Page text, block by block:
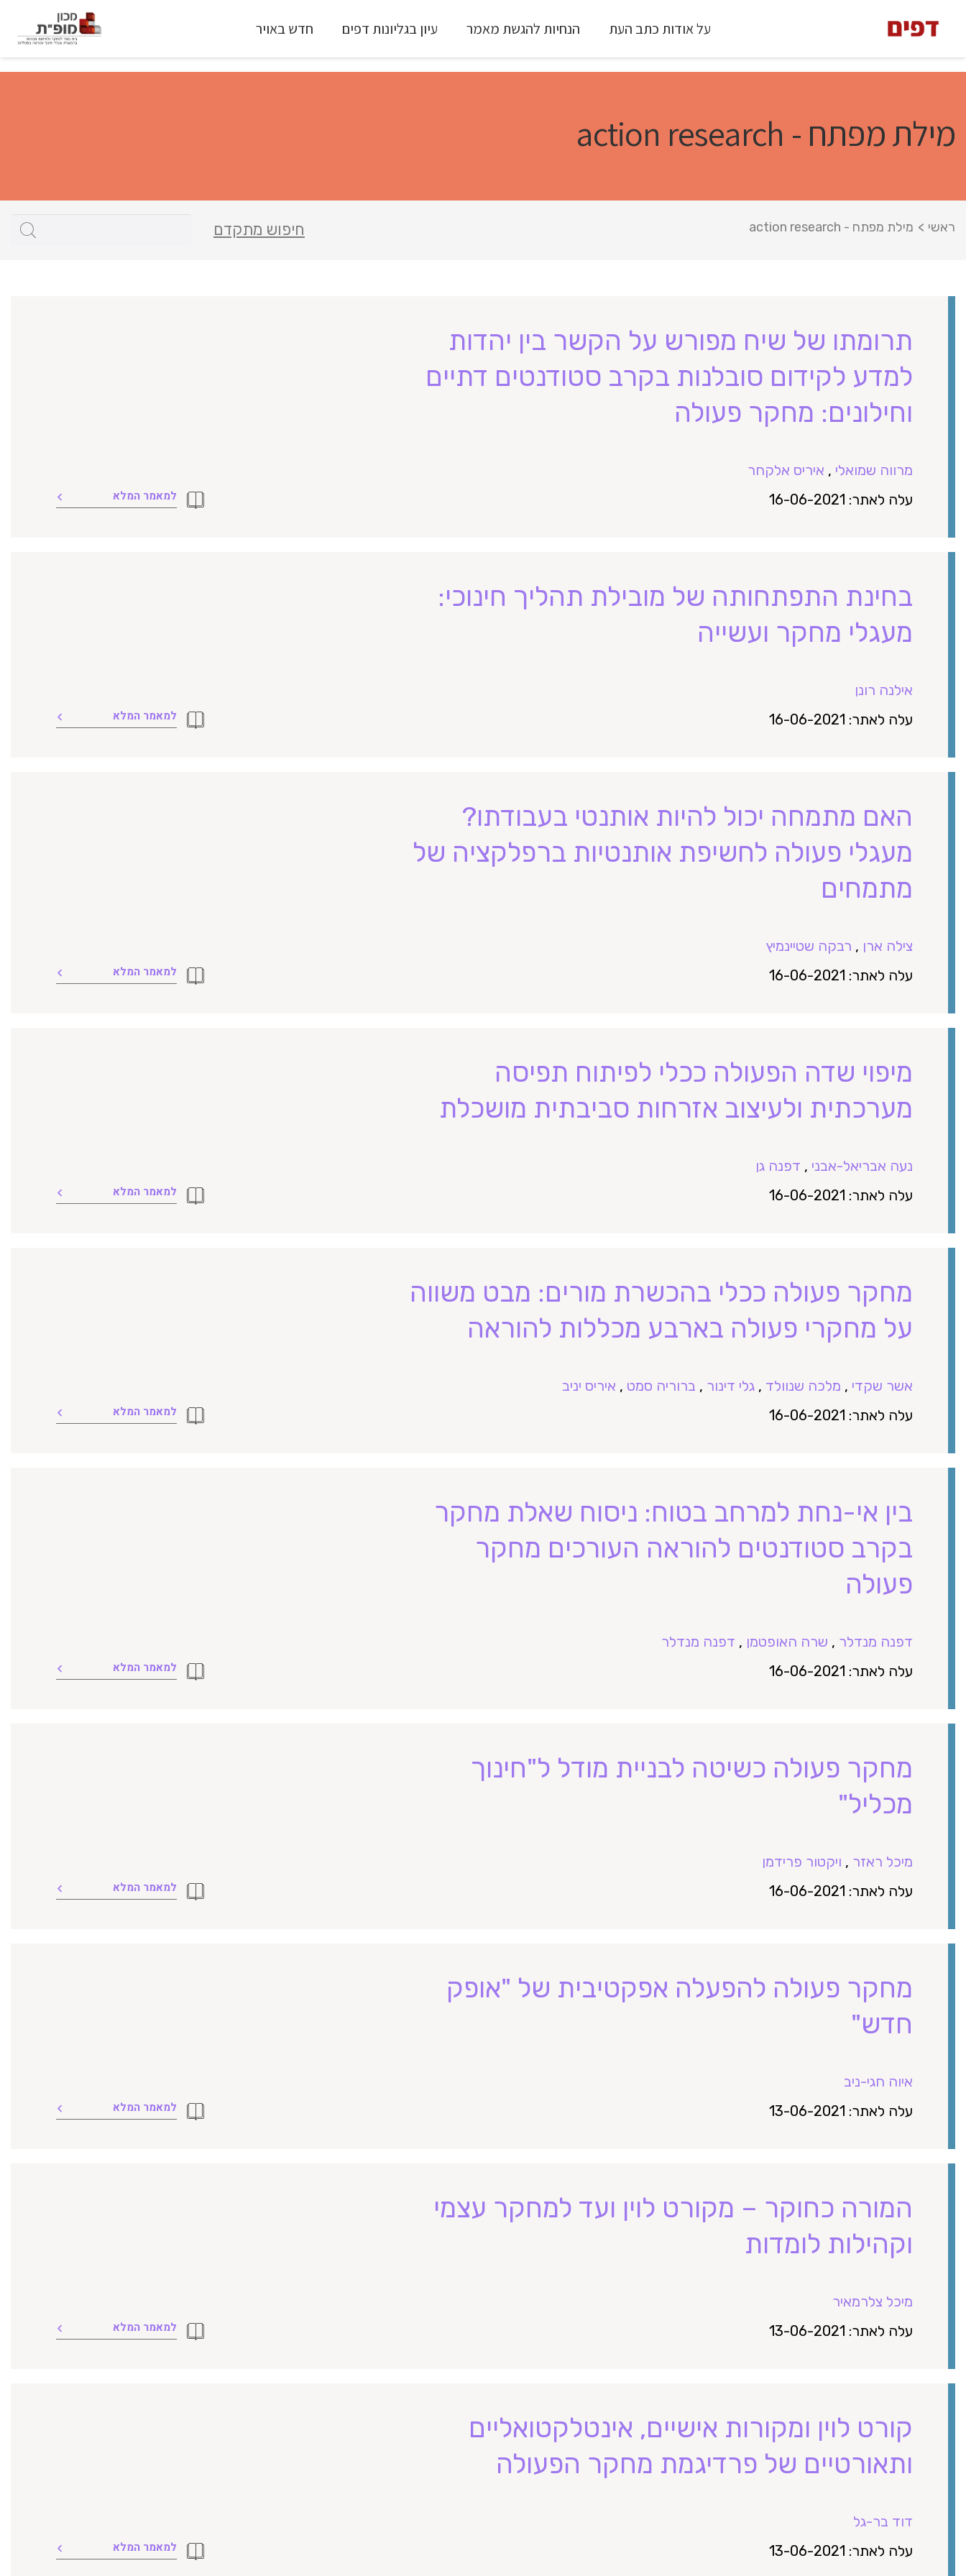
על אודות כתב העת הנחיות להגשת מאמר עיון בגליונות דפים חדש באויר
מילת מפתח - action research
ראשי > מילת מפתח - action research חיפוש מתקדם
תרומתו של שיח מפורש על הקשר בין יהדות
למדע לקידום סובלנות בקרב סטודנטים דתיים
וחילונים: מחקר פעולה
מרווה שמואלי , איריס אלקחר
עלה לאתר: 16-06-2021
למאמר המלא
בחינת התפתחותה של מובילת תהליך חינוכי:
מעגלי מחקר ועשייה
אילנה רונן
עלה לאתר: 16-06-2021
למאמר המלא
האם מתמחה יכול להיות אותנטי בעבודתו?
מעגלי פעולה לחשיפת אותנטיות ברפלקציה של
מתמחים
צילה ארן , רבקה שטיינמיץ
עלה לאתר: 16-06-2021
למאמר המלא
מיפוי שדה הפעולה ככלי לפיתוח תפיסה
מערכתית ולעיצוב אזרחות סביבתית מושכלת
נעה אבריאל-אבני , דפנה גן
עלה לאתר: 16-06-2021
למאמר המלא
מחקר פעולה ככלי בהכשרת מורים: מבט משווה
על מחקרי פעולה בארבע מכללות להוראה
אשר שקדי , מלכה שנוולד , גלי דינור , ברוריה סמט , איריס יניב
עלה לאתר: 16-06-2021
למאמר המלא
בין אי-נחת למרחב בטוח: ניסוח שאלת מחקר
בקרב סטודנטים להוראה העורכים מחקר
פעולה
דפנה מנדלר , שרה האופטמן , דפנה מנדלר
עלה לאתר: 16-06-2021
למאמר המלא
מחקר פעולה כשיטה לבניית מודל ל"חינוך
מכליל"
מיכל ראזר , ויקטור פרידמן
עלה לאתר: 16-06-2021
למאמר המלא
מחקר פעולה להפעלה אפקטיבית של "אופק
חדש"
איוה חגי-ניב
עלה לאתר: 13-06-2021
למאמר המלא
המורה כחוקר – מקורט לוין ועד למחקר עצמי
וקהילות לומדות
מיכל צלרמאיר
עלה לאתר: 13-06-2021
למאמר המלא
קורט לוין ומקורות אישיים, אינטלקטואליים
ותאורטיים של פרדיגמת מחקר הפעולה
דוד בר-גל
עלה לאתר: 13-06-2021
למאמר המלא